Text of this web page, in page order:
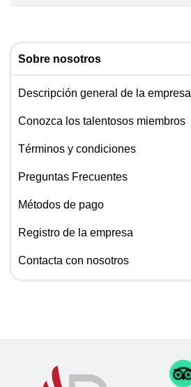
Sobre nosotros
Descripción general de la empresa
Conozca los talentosos miembros
Términos y condiciones
Preguntas Frecuentes
Métodos de pago
Registro de la empresa
Contacta con nosotros